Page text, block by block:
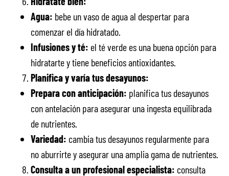
Agua: bebe un vaso de agua al despertar para
comenzar el día hidratado.
Infusiones y té: el té verde es una buena opción para
hidratarte y tiene beneficios antioxidantes.
Planifica y varía tus desayunos:
Prepara con anticipación: planifica tus desayunos
con antelación para asegurar una ingesta equilibrada
de nutrientes.
Variedad: cambia tus desayunos regularmente para
no aburrirte y asegurar una amplia gama de nutrientes.
Consulta a un profesional especialista: consulta